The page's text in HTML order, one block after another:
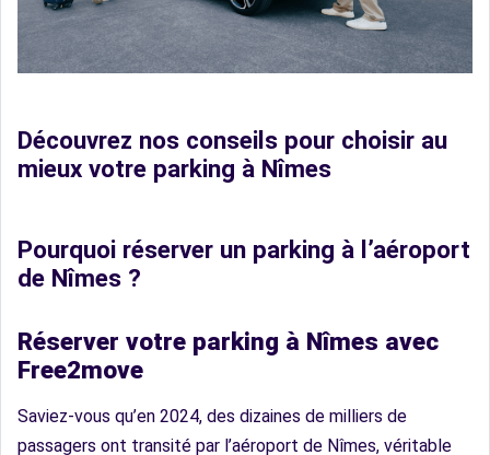
Découvrez nos conseils pour choisir au
mieux votre parking à Nîmes
Pourquoi réserver un parking à l’aéroport
de Nîmes ?
Réserver votre parking à Nîmes avec
Free2move
Saviez-vous qu’en 2024, des dizaines de milliers de
passagers ont transité par l’aéroport de Nîmes, véritable